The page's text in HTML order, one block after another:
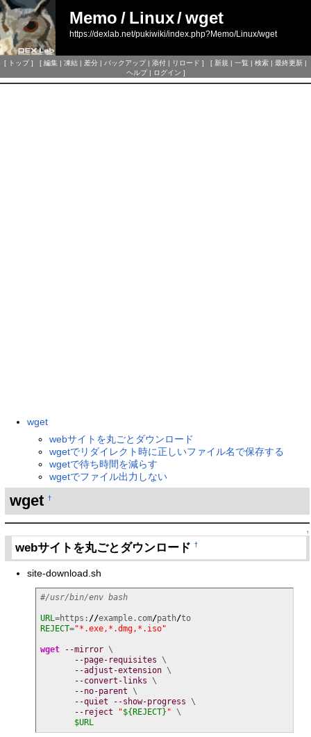
Memo / Linux/wget
https://dexlab.net/pukiwiki/index.php?Memo/Linux/wget
[ トップ] [ 編集 | 凍結 | 差分 | バックアップ| 添付 | リロード ] [ 新規 | 一覧 | 検索 | 最終更新 |
ヘルプ| ログイン ]
wget
webサイトを丸ごとダウンロード
wgetでリダイレクト時に正しいファイル名で保存する
wgetで待ち時間を減らす
wgetでファイル出力しない
wget †
↑
webサイトを丸ごとダウンロード†
site-download.sh
#/usr/bin/env bash
URL=https: //example.com/path/
to
REJECT="*.exe,*.dmg,*.iso"
wget --mirror \
--page-requisites \
--adjust-extension \
--convert-links \
--no-parent \
--quiet
--show-progress \
--reject
"${REJECT} " \
$URL